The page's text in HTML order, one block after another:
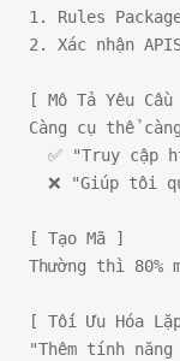
1. Rules
2. Xác nhận
[ Mô Tả Yêu Cầu
Càng cụ thể
✅ "Truy cập
❌ "Giúp tôi
[ Tạo Mã ]
Thường thì
[ Tối Ưu Hóa
"Thêm tính